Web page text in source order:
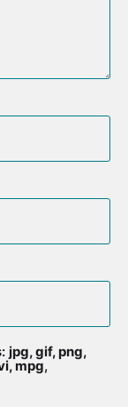
jpg, gif, png,
mpg,